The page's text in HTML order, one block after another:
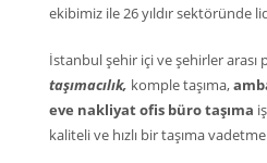
ekibimiz ile 26 yıldır sektöründe
İstanbul şehir içi ve şehirler arası
taşımacılık, komple taşıma,
eve nakliyat ofis büro taşıma
kaliteli ve hızlı bir taşıma